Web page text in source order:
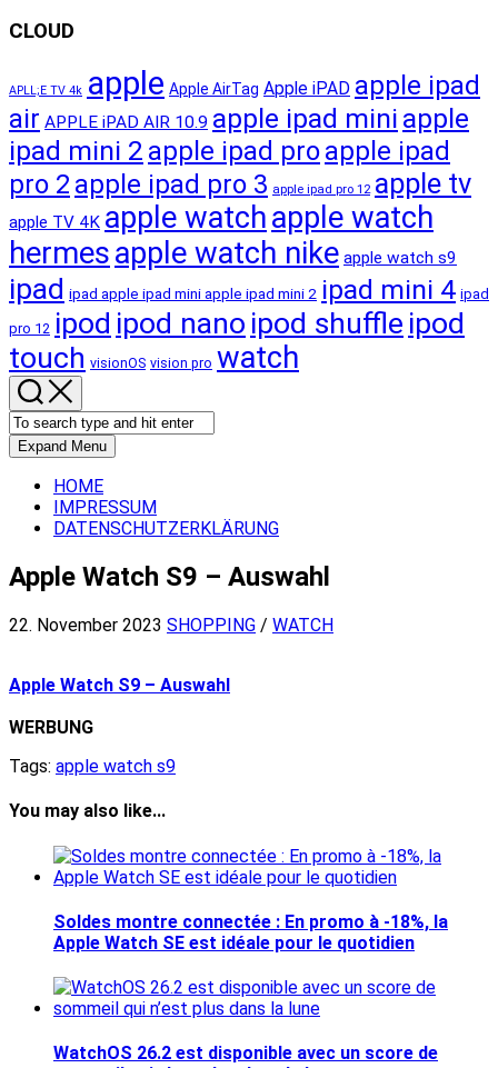
CLOUD
APLL;E TV 4k apple Apple AirTag Apple iPAD apple ipad
air APPLE iPAD AIR 10.9 apple ipad mini apple
ipad mini 2 apple ipad proapple ipad
pro 2 apple ipad pro 3 apple ipad pro 12 apple tv
apple TV 4K apple watchapple watch
hermesapple watch nike apple watch s9
ipad ipad apple ipad mini apple ipad mini 2 ipad mini 4 ipad
pro 12 ipod ipod nano ipod shuffle ipod
touch visionOS vision pro watch
Expand Menu
HOME
IMPRESSUM
DATENSCHUTZERKLÄRUNG
Apple Watch S9 – Auswahl
22. November 2023 SHOPPING / WATCH
Apple Watch S9 – Auswahl
WERBUNG
Tags: apple watch s9
You may also like...
Soldes montre connectée : En promo à -18%, la
Apple Watch SE est idéale pour le quotidien
WatchOS 26.2 est disponible avec un score de